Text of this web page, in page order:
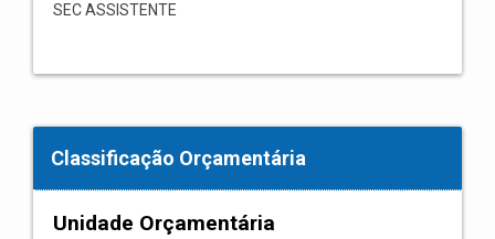
SEC ASSISTENTE
Classificação Orçamentária
Unidade Orçamentária